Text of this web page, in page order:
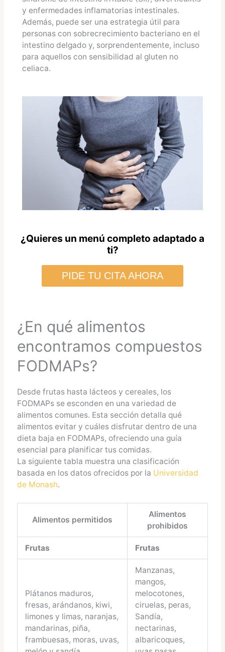
y enfermedades inflamatorias intestinales.
Además, puede ser una estrategia útil para
personas con sobrecrecimiento bacteriano en el
intestino delgado y, sorprendentemente, incluso
para aquellos con sensibilidad al gluten no
celiaca.
¿Quieres un menú completo adaptado a
ti?
PIDE TU CITA AHORA
¿En qué alimentos
encontramos compuestos
FODMAPs?
Desde frutas hasta lácteos y cereales, los
FODMAPs se esconden en una variedad de
alimentos comunes. Esta sección detalla qué
alimentos evitar y cuáles disfrutar dentro de una
dieta baja en FODMAPs, ofreciendo una guía
esencial para planificar tus comidas.
La siguiente tabla muestra una clasificación
basada en los datos ofrecidos por la Universidad
de Monash.
Alimentos permitidos
Alimentos
prohibidos
Frutas Frutas
Plátanos maduros,
fresas, arándanos, kiwi,
limones y limas, naranjas,
mandarinas, piña,
frambuesas, moras, uvas,
Manzanas,
mangos,
melocotones,
ciruelas, peras,
Sandía,
nectarinas,
albaricoques,